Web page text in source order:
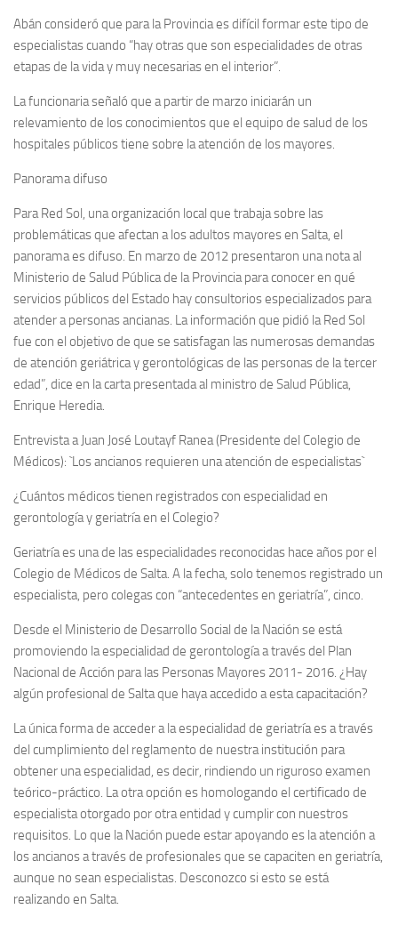
Abán consideró que para la Provincia es difícil formar este tipo de
especialistas cuando “hay otras que son especialidades de otras
etapas de la vida y muy necesarias en el interior”.
La funcionaria señaló que a partir de marzo iniciarán un
relevamiento de los conocimientos que el equipo de salud de los
hospitales públicos tiene sobre la atención de los mayores.
Panorama difuso
Para Red Sol, una organización local que trabaja sobre las
problemáticas que afectan a los adultos mayores en Salta, el
panorama es difuso. En marzo de 2012 presentaron una nota al
Ministerio de Salud Pública de la Provincia para conocer en qué
servicios públicos del Estado hay consultorios especializados para
atender a personas ancianas. La información que pidió la Red Sol
fue con el objetivo de que se satisfagan las numerosas demandas
de atención geriátrica y gerontológicas de las personas de la tercer
edad”, dice en la carta presentada al ministro de Salud Pública,
Enrique Heredia.
Entrevista a Juan José Loutayf Ranea (Presidente del Colegio de
Médicos): `Los ancianos requieren una atención de especialistas`
¿Cuántos médicos tienen registrados con especialidad en
gerontología y geriatría en el Colegio?
Geriatría es una de las especialidades reconocidas hace años por el
Colegio de Médicos de Salta. A la fecha, solo tenemos registrado un
especialista, pero colegas con “antecedentes en geriatría”, cinco.
Desde el Ministerio de Desarrollo Social de la Nación se está
promoviendo la especialidad de gerontología a través del Plan
Nacional de Acción para las Personas Mayores 2011- 2016. ¿Hay
algún profesional de Salta que haya accedido a esta capacitación?
La única forma de acceder a la especialidad de geriatría es a través
del cumplimiento del reglamento de nuestra institución para
obtener una especialidad, es decir, rindiendo un riguroso examen
teórico-práctico. La otra opción es homologando el certificado de
especialista otorgado por otra entidad y cumplir con nuestros
requisitos. Lo que la Nación puede estar apoyando es la atención a
los ancianos a través de profesionales que se capaciten en geriatría,
aunque no sean especialistas. Desconozco si esto se está
realizando en Salta.